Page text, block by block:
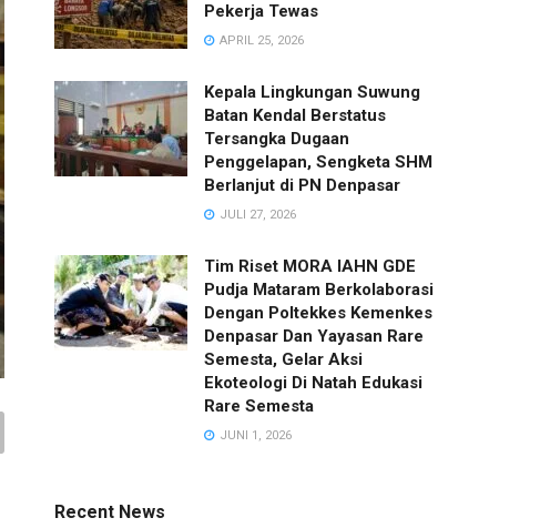
Pekerja Tewas
APRIL 25, 2026
Kepala Lingkungan Suwung
Batan Kendal Berstatus
Tersangka Dugaan
Penggelapan, Sengketa SHM
Berlanjut di PN Denpasar
JULI 27, 2026
Tim Riset MORA IAHN GDE
Pudja Mataram Berkolaborasi
Dengan Poltekkes Kemenkes
Denpasar Dan Yayasan Rare
Semesta, Gelar Aksi
Ekoteologi Di Natah Edukasi
Rare Semesta
JUNI 1, 2026
Recent News